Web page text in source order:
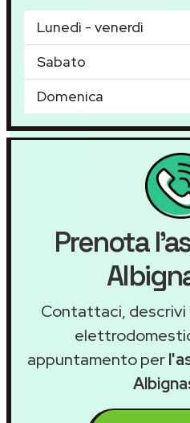
Lunedì - venerdì
Sabato
Domenica
Prenota
Contattaci, descrivi
appuntamento per